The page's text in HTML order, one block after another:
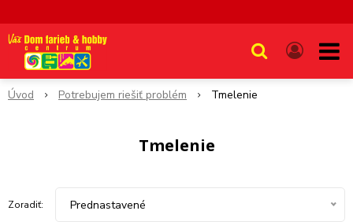
Úvod Potrebujem riešiť problém Tmelenie
Tmelenie
Zoradiť: Prednastavené